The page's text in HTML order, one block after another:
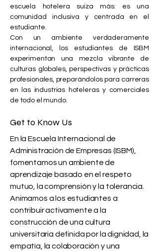
escuela hotelera suiza más: es una
comunidad inclusiva y centrada en el
estudiante.
Con un ambiente verdaderamente
internacional, los estudiantes de ISBM
experimentan una mezcla vibrante de
culturas globales, perspectivas y prácticas
profesionales, preparándolos para carreras
en las industrias hoteleras y comerciales
de todo el mundo.
Get to Know Us
En la Escuela Internacional de
Administración de Empresas (ISBM),
fomentamos un ambiente de
aprendizaje basado en el respeto
mutuo, la comprensión y la tolerancia.
Animamos a los estudiantes a
contribuir activamente a la
construcción de una cultura
universitaria definida por la dignidad, la
empatía, la colaboración y una